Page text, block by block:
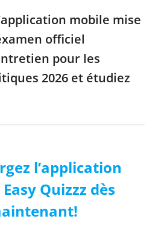
mobile mise
officiel
pour les
2026 et étudiez
l’application
Quizzz dès